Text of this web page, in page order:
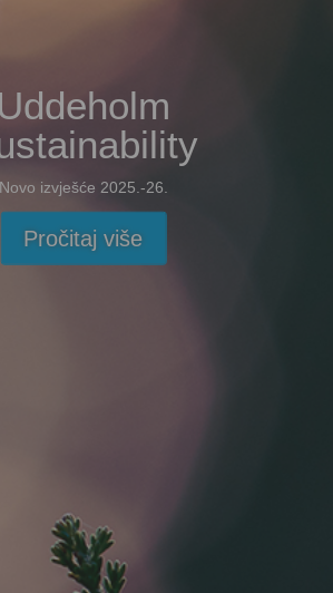
Novo izvješće 2025.-26.
Pročitaj više